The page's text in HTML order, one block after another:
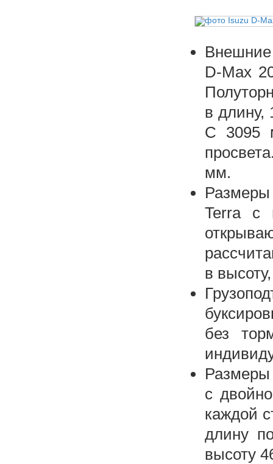
D-Max
в длину,
С 3095
мм.
Terra с
в
без
с
каждой
длину
высоту